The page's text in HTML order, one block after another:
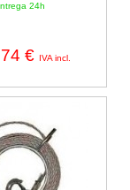
24h
€ IVA incl.
E
A-30 30 metros